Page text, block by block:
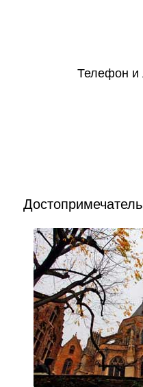
Телефон и